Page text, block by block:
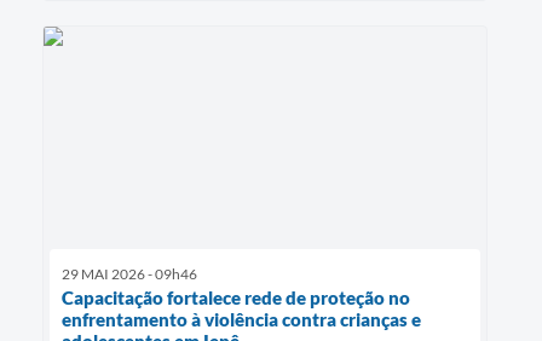
29 MAI 2026 - 09h46
Capacitação fortalece rede de proteção no
enfrentamento à violência contra crianças e